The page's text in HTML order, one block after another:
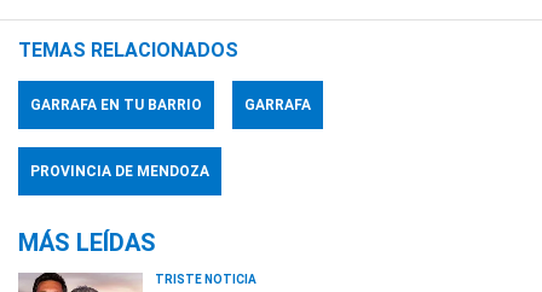
TEMAS RELACIONADOS
GARRAFA EN TU BARRIO GARRAFA
PROVINCIA DE MENDOZA
MÁS LEÍDAS
TRISTE NOTICIA